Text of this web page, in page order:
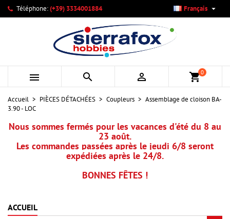
Téléphone:(+39) 3334001884 Français 
   shopping_cart0
Accueil PIÈCES DÉTACHÉES Coupleurs
Assemblage de cloison BA-
3.90 - LOC
Nous sommes fermés pour les vacances d'été du 8 au
23 août.
Les commandes passées après le jeudi 6/8 seront
expédiées après le 24/8.
BONNES FÊTES !
ACCUEIL
Mes listes d'envies ×
Créer une nouvelle liste
Créer une liste d'envies ×
Nom de la liste d'envies
Annuler Créer une liste d'envies
Connexion ×
Vous devez être connecté pour ajouter des produits à votre
liste d'envies.
Annuler Connexion